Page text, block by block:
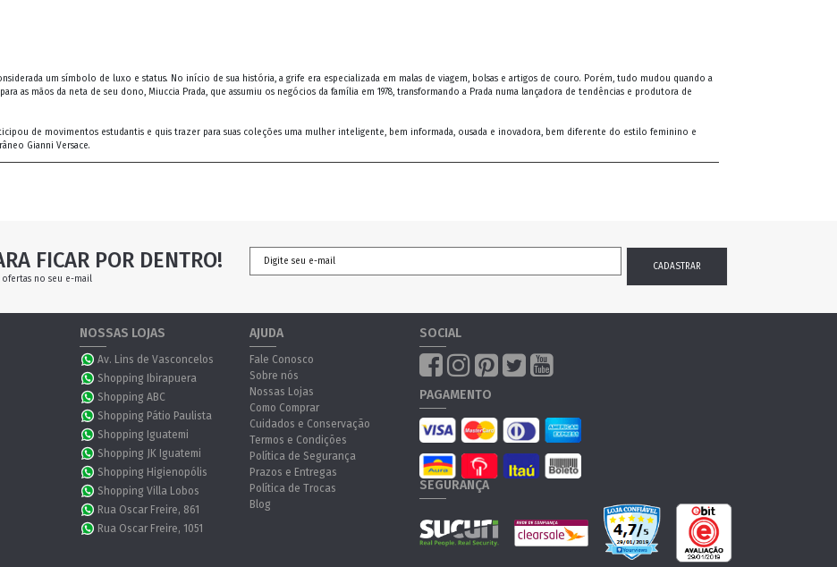
um símbolo de luxo e status. No início de sua história, a grife era especializada em malas de viagem, bolsas e artigos de couro. Porém, tudo mudou quando a
as mãos da neta de seu dono, Miuccia Prada, que assumiu os negócios da família em 1978, transformando a Prada numa lançadora de tendências e produtora de
de movimentos estudantis e quis trazer para suas coleções uma mulher inteligente, bem informada, ousada e inovadora, bem diferente do estilo feminino e
Gianni Versace.
FICAR POR DENTRO!
ofertas no seu e-mail
NOSSAS LOJAS
Av. Lins de Vasconcelos
Shopping Ibirapuera
Shopping ABC
Shopping Pátio Paulista
Shopping Iguatemi
Shopping JK Iguatemi
Shopping Higienopólis
Shopping Villa Lobos
Rua Oscar Freire, 861
Rua Oscar Freire, 1051
AJUDA
Fale Conosco
Sobre nós
Nossas Lojas
Como Comprar
Cuidados e Conservação
Termos e Condições
Política de Segurança
Prazos e Entregas
Política de Trocas
Blog
SOCIAL
PAGAMENTO
SEGURANÇA